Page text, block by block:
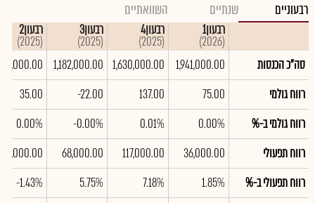
רבעוניים שנתיים השוואתיים
רבעון1
(2026)
רבעון4
(2025)
רבעון3
(2025)
רבעון2
(2025)
סה"כ הכנסות
1,941,000.00
1,630,000.00
1,182,000.00
רווח גולמי
75.00
137.00
-22.00
35.00
רווח גולמי ב-%
0.00%
0.01%
-0.00%
0.00%
רווח תפעולי
36,000.00
117,000.00
68,000.00
-21,000.00
רווח תפעולי ב-%
1.85%
7.18%
5.75%
-1.43%